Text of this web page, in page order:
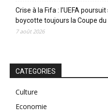
Crise à la Fifa : l’UEFA
boycotte toujours la Coupe
7 août 2026
CATEGORIES
Culture
Economie